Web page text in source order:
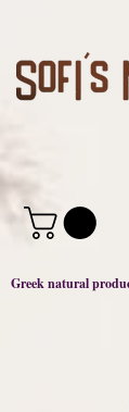
Greek natural